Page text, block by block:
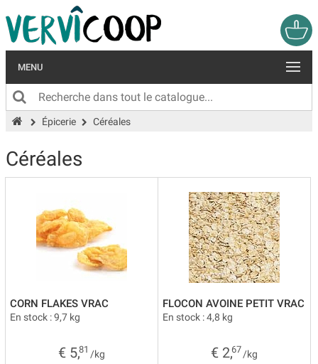
MENU
Épicerie Céréales
Céréales
CORN FLAKES VRAC
En stock : 9,7 kg
€ 5,81 /kg
FLOCON AVOINE PETIT VRAC
En stock : 4,8 kg
€ 2,67 /kg